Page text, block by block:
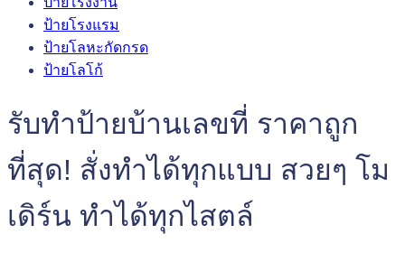
ป้ายโรงแรม
ป้ายโลหะกัดกรด
ป้ายโลโก้
รับทำป้ายบ้านเลขที่ ราคาถูก
ที่สุด! สั่งทำได้ทุกแบบ สวยๆ โม
เดิร์น ทำได้ทุกไสตล์